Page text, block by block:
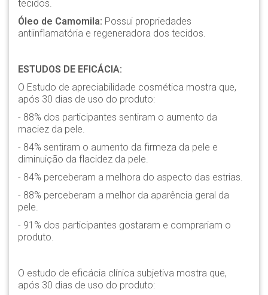
tecidos.
Óleo de Camomila: Possui propriedades
antiinflamatória e regeneradora dos tecidos.
ESTUDOS DE EFICÁCIA:
O Estudo de apreciabilidade cosmética mostra que,
após 30 dias de uso do produto:
- 88% dos participantes sentiram o aumento da
maciez da pele.
- 84% sentiram o aumento da firmeza da pele e
diminuição da flacidez da pele.
- 84% perceberam a melhora do aspecto das estrias.
- 88% perceberam a melhor da aparência geral da
pele.
- 91% dos participantes gostaram e comprariam o
produto.
O estudo de eficácia clínica subjetiva mostra que,
após 30 dias de uso do produto: